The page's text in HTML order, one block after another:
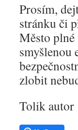
Prosím,
stránku či
Město plné
smyšlenou
zlobit
Tolik autor